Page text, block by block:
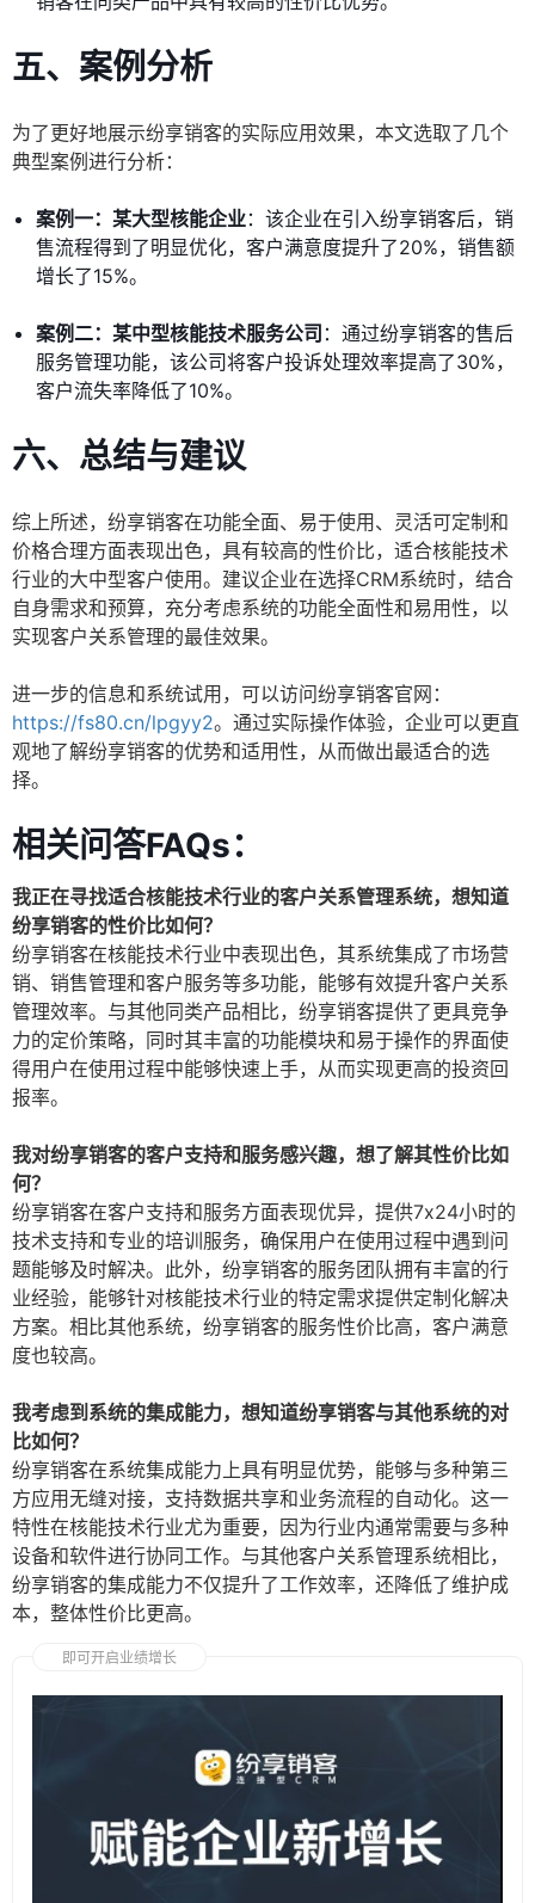
五、 案例分析
为了更好地展示纷享销客的实际应用效果，本文选取了几个
典型案例进行分析：
案例一：某大型核能企业：该企业在引入纷享销客后，销
售流程得到了明显优化，客户满意度提升了20%，销售额
增长了15%。
案例二：某中型核能技术服务公司 ：通过纷享销客的售后
服务管理功能，该公司将客户投诉处理效率提高了30%，
客户流失率降低了10%。
六、 总结与建议
综上所述，纷享销客在功能全面、易于使用、灵活可定制和
价格合理方面表现出色，具有较高的性价比，适合核能技术
行业的大中型客户使用。建议企业在选择CRM系统时，结合
自身需求和预算，充分考虑系统的功能全面性和易用性，以
实现客户关系管理的最佳效果。
进一步的信息和系统试用，可以访问纷享销客官网：
https://fs80.cn/lpgyy2。通过实际操作体验，企业可以更直
观地了解纷享销客的优势和适用性，从而做出最适合的选
择。
相关问答FAQs：
我正在寻找适合核能技术行业的客户关系管理系统，想知道
纷享销客的性价比如何？
纷享销客在核能技术行业中表现出色，其系统集成了市场营
销、销售管理和客户服务等多功能，能够有效提升客户关系
管理效率。与其他同类产品相比，纷享销客提供了更具竞争
力的定价策略，同时其丰富的功能模块和易于操作的界面使
得用户在使用过程中能够快速上手，从而实现更高的投资回
报率。
我对纷享销客的客户支持和服务感兴趣，想了解其性价比如
何？
纷享销客在客户支持和服务方面表现优异，提供7x24小时的
技术支持和专业的培训服务，确保用户在使用过程中遇到问
题能够及时解决。此外，纷享销客的服务团队拥有丰富的行
业经验，能够针对核能技术行业的特定需求提供定制化解决
方案。相比其他系统，纷享销客的服务性价比高，客户满意
度也较高。
我考虑到系统的集成能力，想知道纷享销客与其他系统的对
比如何？
纷享销客在系统集成能力上具有明显优势，能够与多种第三
方应用无缝对接，支持数据共享和业务流程的自动化。这一
特性在核能技术行业尤为重要，因为行业内通常需要与多种
设备和软件进行协同工作。与其他客户关系管理系统相比，
纷享销客的集成能力不仅提升了工作效率，还降低了维护成
本，整体性价比更高。
即可开启业绩增长